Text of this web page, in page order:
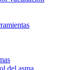
del asma